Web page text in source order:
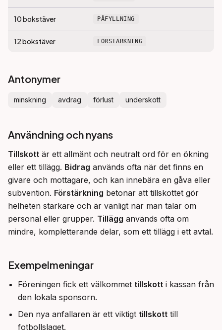
10bokstäver PÅFYLLNING
12bokstäver FÖRSTÄRKNING
Antonymer
minskning avdrag förlust underskott
Användning och nyans
Tillskott är ett allmänt och neutralt ord för en ökning
eller ett tillägg. Bidrag används ofta när det finns en
givare och mottagare, och kan innebära en gåva eller
subvention. Förstärkning betonar att tillskottet gör
helheten starkare och är vanligt när man talar om
personal eller grupper. Tillägg används ofta om
mindre, kompletterande delar, som ett tillägg i ett avtal.
Exempelmeningar
Föreningen fick ett välkommet tillskott i kassan från
den lokala sponsorn.
Den nya anfallaren är ett viktigt tillskott till
fotbollslaget.